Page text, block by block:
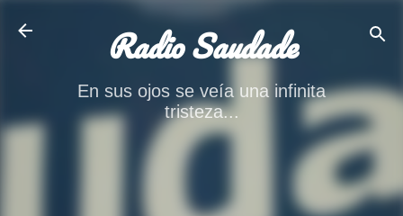
Radio Saudade
En sus ojos se veía una infinita
tristeza...